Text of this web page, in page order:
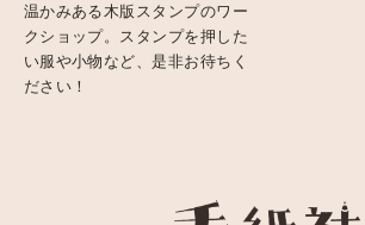
温かみある木版スタンプのワー
クショップ。スタンプを押した
い服や小物など、是非お待ちく
ださい！